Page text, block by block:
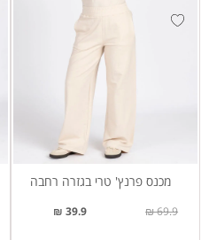
מכנס פרנץ' טרי בגזרה רחבה
39.9 ₪ 69.9 ₪